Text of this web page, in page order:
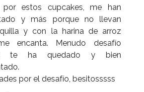
por estos cupcakes, me han
y más porque no llevan
y con la harina de arroz
encanta. Menudo desafío
te ha quedado y bien
por el desafío, besitosssss